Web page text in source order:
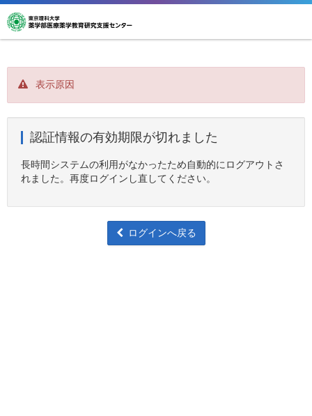
表示原因
認証情報の有効期限が切れました
長時間システムの利用がなかったため自動的にログアウトさ
れました。再度ログインし直してください。
ログインへ戻る